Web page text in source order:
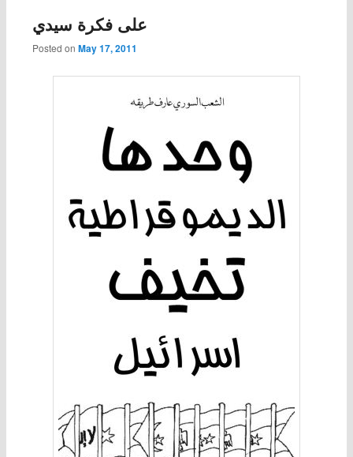
على فكرة سيدي
Posted on May 17, 2011